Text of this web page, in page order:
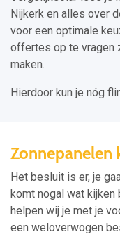
Nijkerk en alles over
voor een optimale
offertes op te vragen
maken.
Hierdoor kun je nóg
Zonnepanelen
Het besluit is er, je
komt nogal wat kijken
helpen wij je met je
een weloverwogen